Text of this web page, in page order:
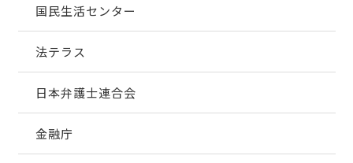
国民生活センター
法テラス
日本弁護士連合会
金融庁